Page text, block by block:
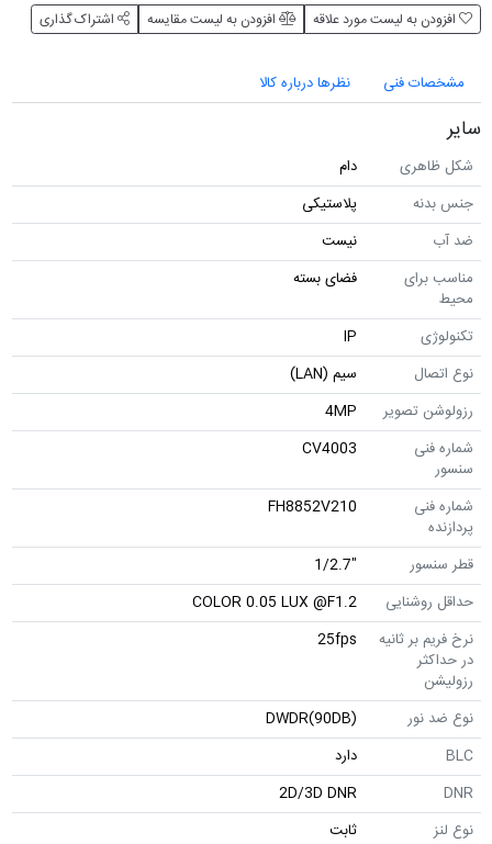
افزودن به لیست مورد علاقه افزودن به لیست مقایسه اشتراک گذاری
مشخصات فنی نظرها درباره کالا
سایر
شکل ظاهری
دام
جنس بدنه
پلاستیکی
ضد آب
نیست
مناسب برای
محیط
فضای بسته
تکنولوژی
IP
نوع اتصال
سیم (LAN)
رزولوشن تصویر
4MP
شماره فنی
سنسور
CV4003
شماره فنی
پردازنده
FH8852V210
قطر سنسور
"1/2.7
حداقل روشنایی
COLOR 0.05 LUX @F1.2
نرخ فریم بر ثانیه
در حداکثر
رزولیشن
25fps
نوع ضد نور
DWDR(90DB)
BLC
دارد
DNR
2D/3D DNR
نوع لنز
ثابت